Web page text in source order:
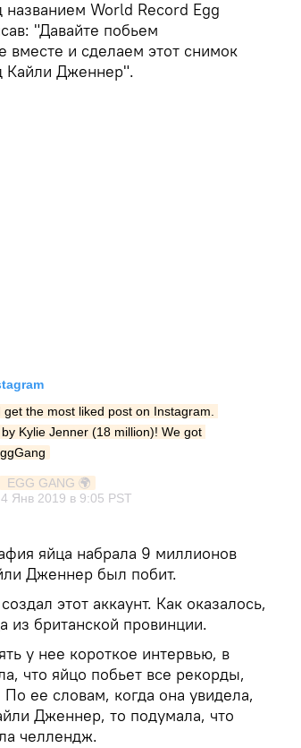
названием World Record Egg
"Давайте побьем
и сделаем этот снимок
Кайли Дженнер".
the most liked post on Instagram.
Kylie Jenner (18 million)! We got
EGG GANG 🌍
4 Янв 2019 в 9:05 PST
яйца набрала 9 миллионов
Дженнер был побит.
этот аккаунт. Как оказалось,
из британской провинции.
у нее короткое интервью, в
что яйцо побьет все рекорды,
ее словам, когда она увидела,
Дженнер, то подумала, что
челлендж.